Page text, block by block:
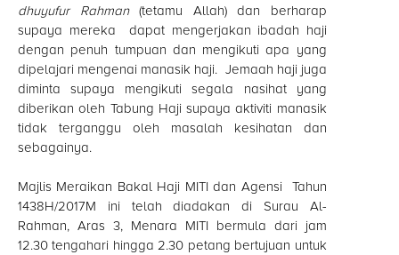
dhuyufur Rahman(tetamu Allah) dan berharap
supaya mereka dapat mengerjakan ibadah haji
dengan penuh tumpuan dan mengikuti apa yang
dipelajari mengenai manasik haji. Jemaah haji juga
diminta supaya mengikuti segala nasihat yang
diberikan oleh Tabung Haji supaya aktiviti manasik
tidak terganggu oleh masalah kesihatan dan
sebagainya.
Majlis Meraikan Bakal Haji MITI dan Agensi Tahun
1438H/2017M ini telah diadakan di Surau Al-
Rahman, Aras 3, Menara MITI bermula dari jam
12.30 tengahari hingga 2.30 petang bertujuan untuk